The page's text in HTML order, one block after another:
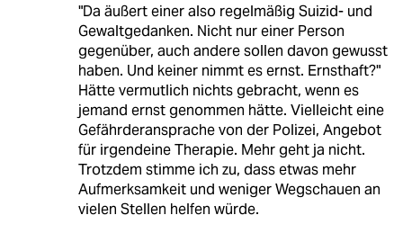
"Da äußert einer also regelmäßig Suizid- und
Gewaltgedanken. Nicht nur einer Person
gegenüber, auch andere sollen davon gewusst
haben. Und keiner nimmt es ernst. Ernsthaft?"
Hätte vermutlich nichts gebracht, wenn es
jemand ernst genommen hätte. Vielleicht eine
Gefährderansprache von der Polizei, Angebot
für irgendeine Therapie. Mehr geht ja nicht.
Trotzdem stimme ich zu, dass etwas mehr
Aufmerksamkeit und weniger Wegschauen an
vielen Stellen helfen würde.